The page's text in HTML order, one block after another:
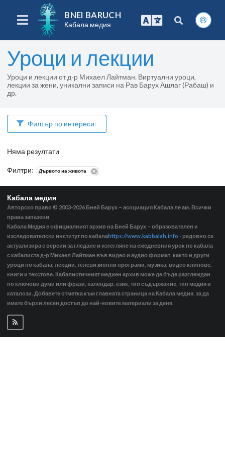
BNEI BARUCH
Кабала медия
Уроци и лекции
Уроци и лекции от д-р Михаел Лайтман. Виртуални уроци,
лекции за жени, уникални записи на Рав Барух Ашлаг (Рабаш) и
др.
Филтър по интереси:
Няма резултати
Филтри: Дървото на живота
Кабала медия
Авторско право © 2003-2026 Бней Барух – асоциация Кабала ле ам. Всички
права запазени
Кабала Медия е официалният архив на Бней Барух – образователен и
изследователски институт по кабалаhttps://www.kabbalah.info - редовно се
актуализира с версии за гледане и изтегляне на ежедневния урок по кабала
с кабалиста д-р Михаел Лайтман във видео и аудио формат, както и други
уроци по кабала, лекции, телевизионни програми, музика, видео клипове,
книги и текстове. Кабалистичният медиен архив може да бъде разглеждан
по ключови думи или фрази, календар, език, тип съдържание, тип медия и
каталози. Добавете отметка към главната страница на Кабала медия, за да
имате бърз и лесен достъп до най-новите материали за деня.